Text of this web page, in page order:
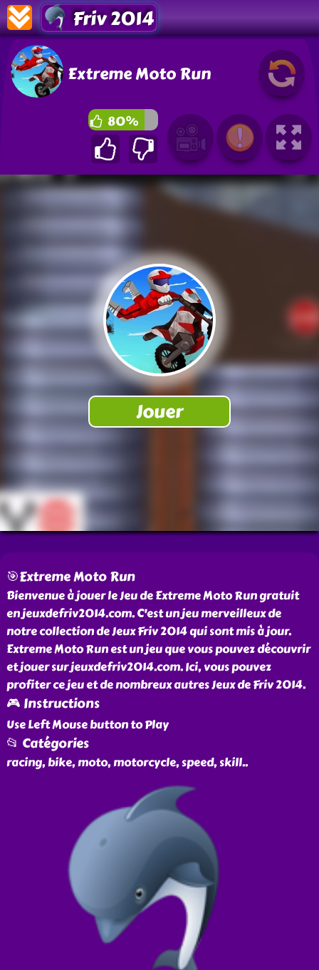
Friv 2014
Extreme Moto Run
80%
🎯Extreme Moto Run
Bienvenue à jouer le Jeu de Extreme Moto Run gratuit
en jeuxdefriv2014.com. C'est un jeu merveilleux de
notre collection de Jeux Friv 2014 qui sont mis à jour.
Extreme Moto Run est un jeu que vous pouvez découvrir
et jouer sur jeuxdefriv2014.com. Ici, vous pouvez
profiter ce jeu et de nombreux autres Jeux de Friv 2014.
🎮 Instructions
Use Left Mouse button to Play
📂 Catégories
racing, bike, moto, motorcycle, speed, skill..